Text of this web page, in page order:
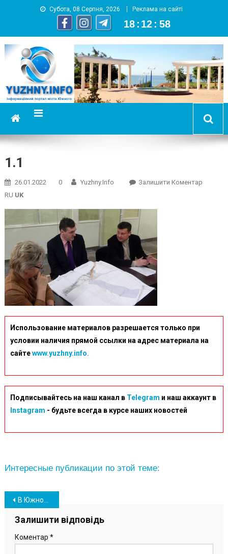
Субота, 08 Серпня, 2026 Реклама на сайті
18 : 12 : 58
YUZHNY.INFO
информационный портал города Южный
1.1
26.01.2022 0 Yuzhny.info Залишити КоментарOn
RU UK
Использование материалов разрешается только при
условии наличия прямой ссылки на адрес материала на
сайтеwww.yuzhny.info.
Подписывайтесь на наш канал в Telegram и наш аккаунт в
Instagram - будьте всегда в курсе наших новостей
Интересные публикации по этой теме:
Навігація
записів
В Южном возьмутся за реставрацию объектов культурного наследия ОТГ
Залишити відповідь
Коментар *